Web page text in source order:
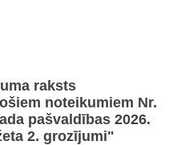
raksts
noteikumiem Nr.
pašvaldības 2026.
2. grozījumi"